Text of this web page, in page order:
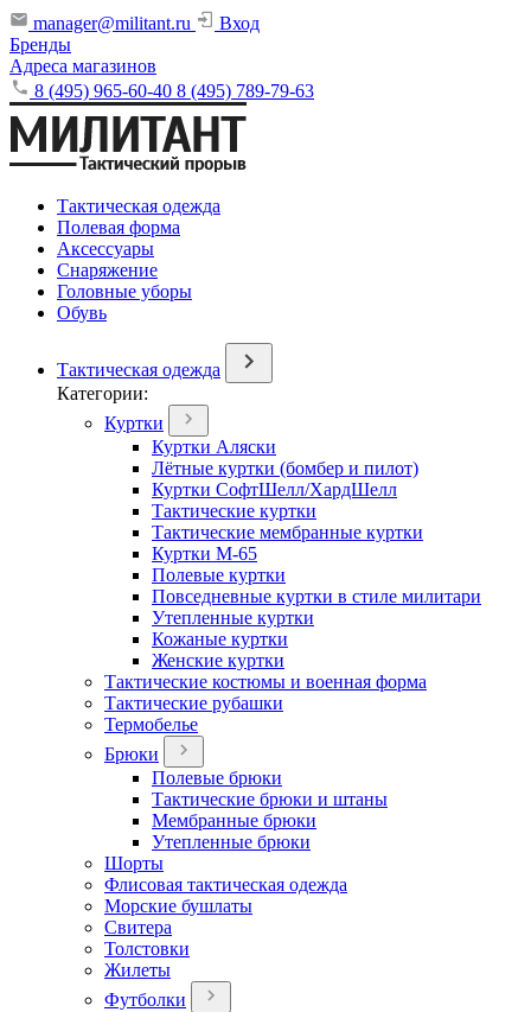
manager@militant.ru
Вход
Бренды
Адреса магазинов
8 (495) 965-60-40 8 (495) 789-79-63
Тактическая одежда
Полевая форма
Аксессуары
Снаряжение
Головные уборы
Обувь
Тактическая одежда
Категории:
Куртки
Куртки Аляски
Лётные куртки (бомбер и пилот)
Куртки СофтШелл/ХардШелл
Тактические куртки
Тактические мембранные куртки
Куртки М-65
Полевые куртки
Повседневные куртки в стиле милитари
Утепленные куртки
Кожаные куртки
Женские куртки
Тактические костюмы и военная форма
Тактические рубашки
Термобелье
Брюки
Полевые брюки
Тактические брюки и штаны
Мембранные брюки
Утепленные брюки
Шорты
Флисовая тактическая одежда
Морские бушлаты
Свитера
Толстовки
Жилеты
Футболки